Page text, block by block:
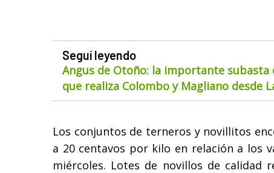
Seguí leyendo
Angus de Otoño: la importante subasta
que realiza Colombo y Magliano desde
Los conjuntos de terneros y novillitos
a 20 centavos por kilo en relación a los
miércoles. Lotes de novillos de calidad